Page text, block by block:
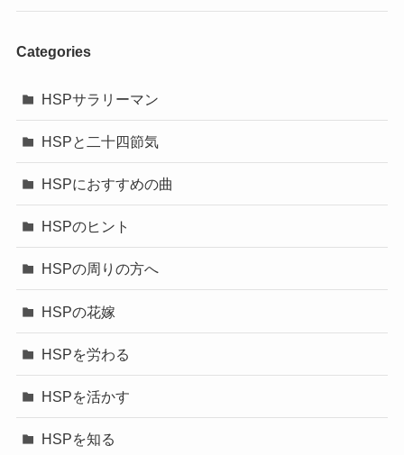
Categories
HSPサラリーマン
HSPと二十四節気
HSPにおすすめの曲
HSPのヒント
HSPの周りの方へ
HSPの花嫁
HSPを労わる
HSPを活かす
HSPを知る